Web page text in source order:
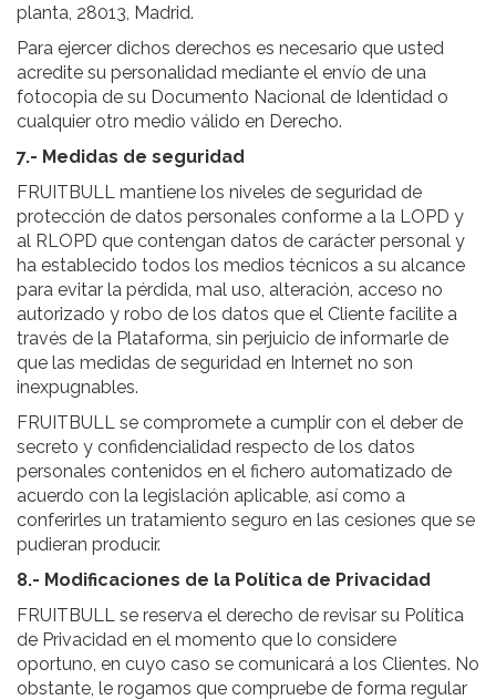
planta, 28013, Madrid.
Para ejercer dichos derechos es necesario que usted
acredite su personalidad mediante el envío de una
fotocopia de su Documento Nacional de Identidad o
cualquier otro medio válido en Derecho.
7.- Medidas de seguridad
FRUITBULL mantiene los niveles de seguridad de
protección de datos personales conforme a la LOPD y
al RLOPD que contengan datos de carácter personal y
ha establecido todos los medios técnicos a su alcance
para evitar la pérdida, mal uso, alteración, acceso no
autorizado y robo de los datos que el Cliente facilite a
través de la Plataforma, sin perjuicio de informarle de
que las medidas de seguridad en Internet no son
inexpugnables.
FRUITBULL se compromete a cumplir con el deber de
secreto y confidencialidad respecto de los datos
personales contenidos en el fichero automatizado de
acuerdo con la legislación aplicable, así como a
conferirles un tratamiento seguro en las cesiones que se
pudieran producir.
8.- Modificaciones de la Política de Privacidad
FRUITBULL se reserva el derecho de revisar su Política
de Privacidad en el momento que lo considere
oportuno, en cuyo caso se comunicará a los Clientes. No
obstante, le rogamos que compruebe de forma regular